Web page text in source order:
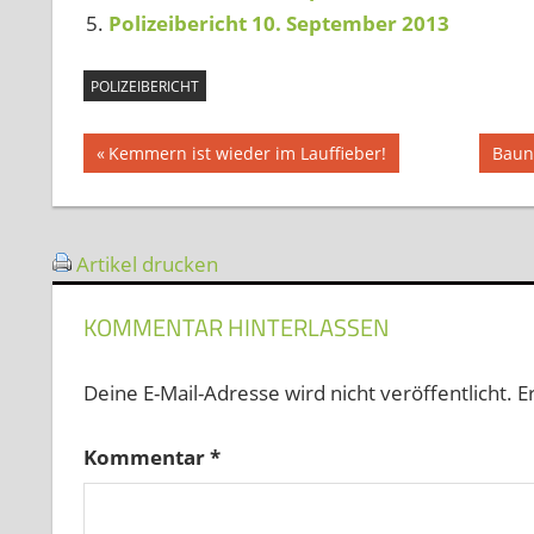
Polizeibericht 10. September 2013
POLIZEIBERICHT
Beitragsnavigation
Vorheriger
Beitrag:
Kemmern ist wieder im Lauffieber!
Artikel drucken
KOMMENTAR HINTERLASSEN
Deine E-Mail-Adresse wird nicht veröffentlicht.
Kommentar*